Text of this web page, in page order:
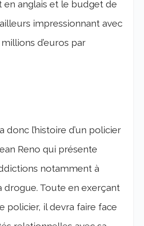
en anglais et le budget de
impressionnant avec
d’euros par
donc l’histoire d’un policier
Reno qui présente
notamment à
drogue. Toute en exerçant
policier, il devra faire face